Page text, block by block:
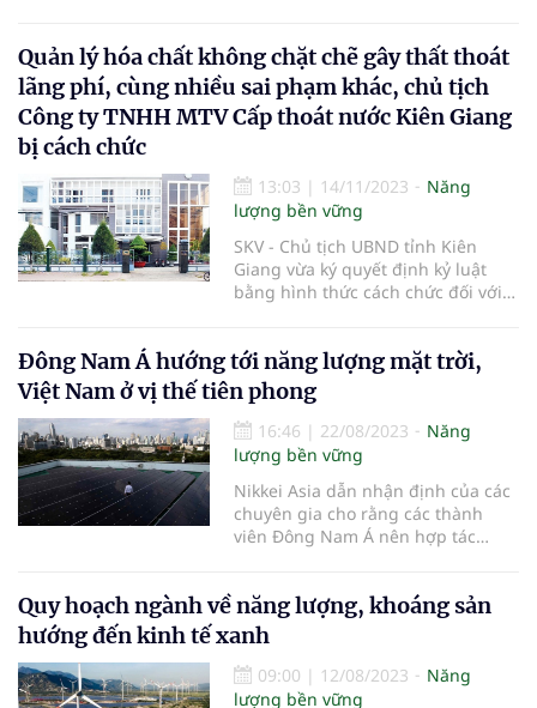
ứng nhà kính được kiểm soát.
Quản lý hóa chất không chặt chẽ gây thất thoát
lãng phí, cùng nhiều sai phạm khác, chủ tịch
Công ty TNHH MTV Cấp thoát nước Kiên Giang
bị cách chức
13:03 | 14/11/2023
Năng
lượng bền vững
SKV - Chủ tịch UBND tỉnh Kiên
Giang vừa ký quyết định kỷ luật
bằng hình thức cách chức đối với
thoát nước Kiên Giang do để xảy ra
nhiều sai phạm.
Đông Nam Á hướng tới năng lượng mặt trời,
Việt Nam ở vị thế tiên phong
16:46 | 22/08/2023
Năng
lượng bền vững
Nikkei Asia dẫn nhận định của các
chuyên gia cho rằng các thành
viên Đông Nam Á nên hợp tác
lượng mặt trời.
Quy hoạch ngành về năng lượng, khoáng sản
hướng đến kinh tế xanh
09:00 | 12/08/2023
Năng
lượng bền vững